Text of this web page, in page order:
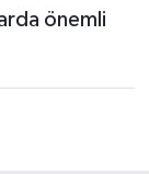
önemli